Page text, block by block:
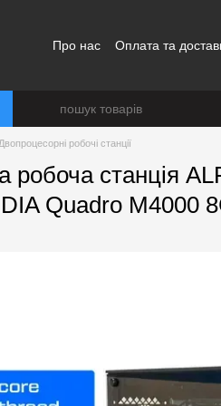
Про нас Оплата та
Двопроцесорні робочі станції
робоча станція
Quadro M4000